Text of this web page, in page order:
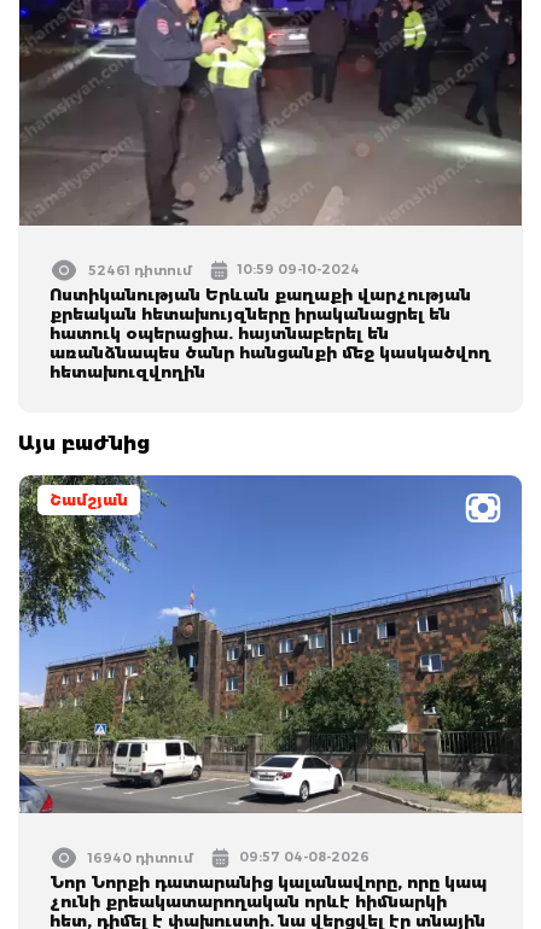
52461 դիտում 10:59 09-10-2024
Ոստիկանության Երևան քաղաքի վարչության
քրեական հետախույզները իրականացրել են
հատուկ օպերացիա. հայտնաբերել են
առանձնապես ծանր հանցանքի մեջ կասկածվող
հետախուզվողին
Այս բաժնից
Շամշյան
16940 դիտում 09:57 04-08-2026
Նոր Նորքի դատարանից կալանավորը, որը կապ
չունի քրեակատարողական որևէ հիմնարկի
հետ, դիմել է փախուստի. նա վերցվել էր տնային